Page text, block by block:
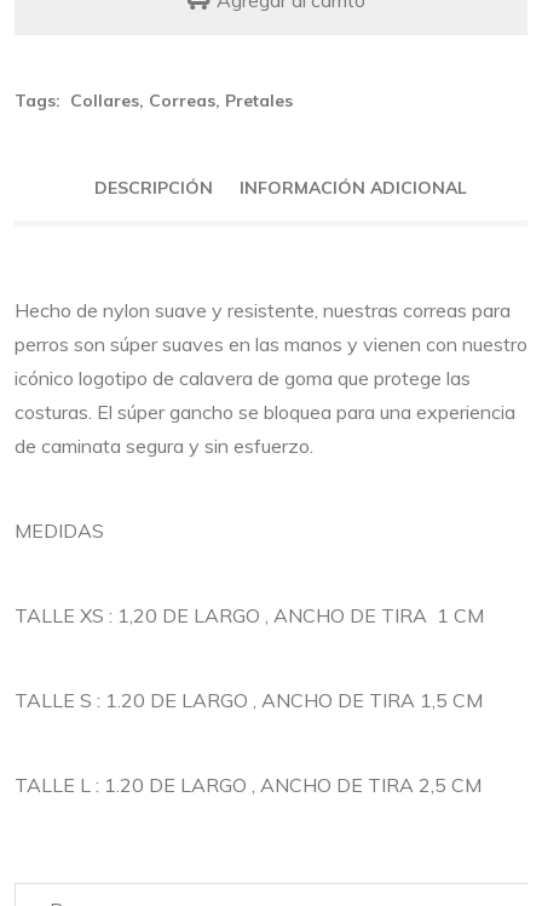
Tags: Collares, Correas, Pretales
DESCRIPCIÓN INFORMACIÓN ADICIONAL
Hecho de nylon suave y resistente, nuestras correas para
perros son súper suaves en las manos y vienen con nuestro
icónico logotipo de calavera de goma que protege las
costuras. El súper gancho se bloquea para una experiencia
de caminata segura y sin esfuerzo.
MEDIDAS
TALLE XS : 1,20 DE LARGO , ANCHO DE TIRA 1 CM
TALLE S : 1.20 DE LARGO , ANCHO DE TIRA 1,5 CM
TALLE L : 1.20 DE LARGO , ANCHO DE TIRA 2,5 CM